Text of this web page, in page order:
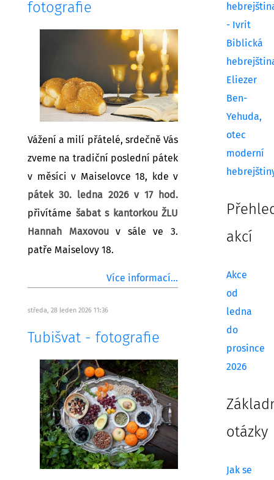
fotografie
Vážení a milí přátelé, srdečně Vás
zveme na tradiční poslední pátek
v měsíci v Maiselovce 18, kde v
pátek 30. ledna 2026 v 17 hod.
přivítáme šabat s kantorkou ŽLU
Hannah Maxovouv sále ve 3.
patře Maiselovy 18.
Více informací...
středa, 28 leden 2026 11:36
Tubišvat - fotografie
- Ivrit
Biblická
Eliezer
Ben-
Yehuda,
otec
moderní
akcí
Akce
od
ledna
do
prosince
2026
otázky
Jak se